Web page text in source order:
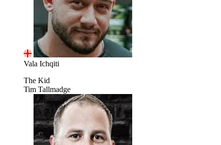
Vala Ichqiti
The Kid
Tim Tallmadge